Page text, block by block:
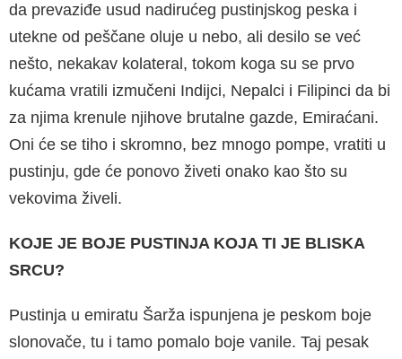
da prevaziđe usud nadirućeg pustinjskog peska i
utekne od peščane oluje u nebo, ali desilo se već
nešto, nekakav kolateral, tokom koga su se prvo
kućama vratili izmučeni Indijci, Nepalci i Filipinci da bi
za njima krenu­le njihove brutalne gazde, Emiraćani.
Oni će se tiho i skromno, bez mnogo pompe, vratiti u
pu­stinju, gde će ponovo živeti onako kao što su
vekovima živeli.
KOJE JE BOJE PUSTINJA KOJA TI JE BLISKA
SRCU?
Pustinja u emiratu Šarža ispunjena je peskom boje
slonovače, tu i tamo pomalo boje vanile. Taj pesak